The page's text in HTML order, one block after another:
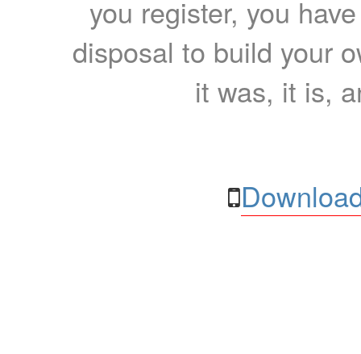
you register, you
disposal to build your
it was, it is,